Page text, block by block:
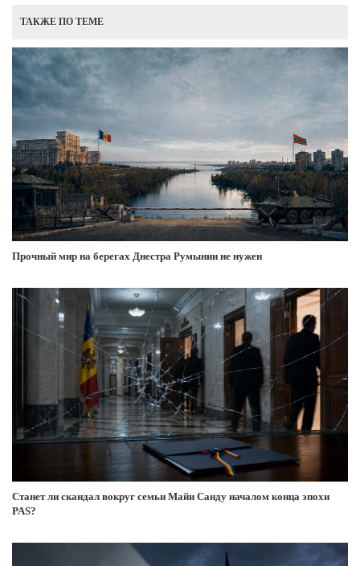
ТАКЖЕ ПО ТЕМЕ
Прочный мир на берегах Днестра Румынии не нужен
Станет ли скандал вокруг семьи Майи Санду началом конца эпохи
PAS?